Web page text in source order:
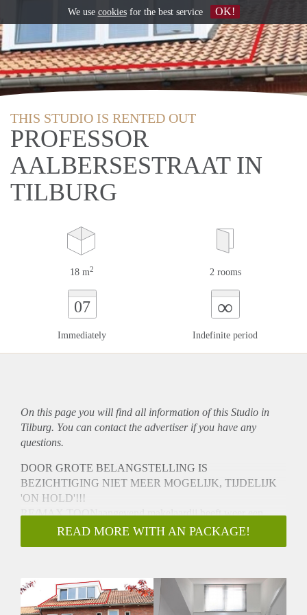
THIS STUDIO IS RENTED OUT
PROFESSOR
AALBERSESTRAAT IN
TILBURG
18 m2 2 rooms
07
Immediately
∞
Indefinite period
On this page you will find all information of this Studio in
Tilburg. You can contact the advertiser if you have any
questions.
DOOR GROTE BELANGSTELLING IS
BEZICHTIGING NIET MEER MOGELIJK, TIJDELIJK
'ON HOLD'!!!
RE/MAX TOONaangevend makelaardij heeft weer een
leuke kamer beschikbaar voor verhuur.
TOP (SEMI) NIET ZELFSTANDIGE STUDIO IN NABIJ
gelegen nabij het Wilhelminapark en centrum in Tilburg.
Deze studio is in het bezit van een woon/slaapkamer en een
READ MORE WITH AN PACKAGE!
We use cookiesfor the best service OK!